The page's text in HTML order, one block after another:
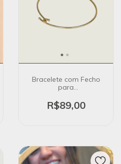
Bracelete com Fecho
para
Banho Ouro 18K
R$89,00